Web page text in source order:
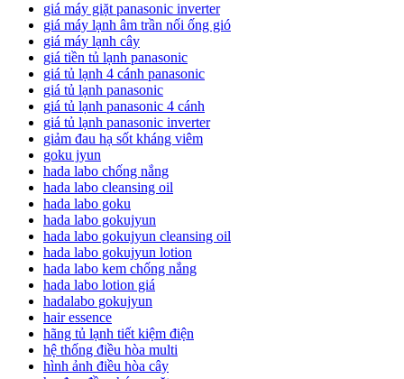
giá máy giặt panasonic inverter
giá máy lạnh âm trần nối ống gió
giá máy lạnh cây
giá tiền tủ lạnh panasonic
giá tủ lạnh 4 cánh panasonic
giá tủ lạnh panasonic
giá tủ lạnh panasonic 4 cánh
giá tủ lạnh panasonic inverter
giảm đau hạ sốt kháng viêm
goku jyun
hada labo chống nắng
hada labo cleansing oil
hada labo goku
hada labo gokujyun
hada labo gokujyun cleansing oil
hada labo gokujyun lotion
hada labo kem chống nắng
hada labo lotion giá
hadalabo gokujyun
hair essence
hãng tủ lạnh tiết kiệm điện
hệ thống điều hòa multi
hình ảnh điều hòa cây